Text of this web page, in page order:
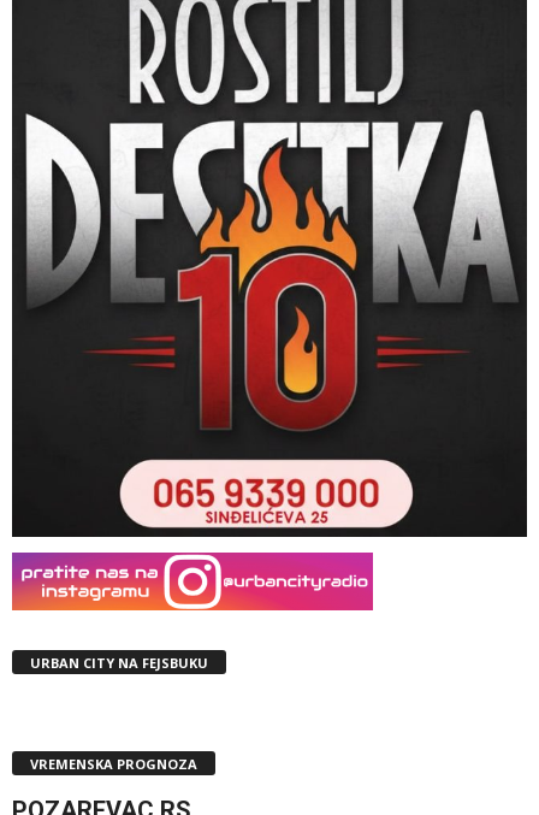
URBAN CITY NA FEJSBUKU
VREMENSKA PROGNOZA